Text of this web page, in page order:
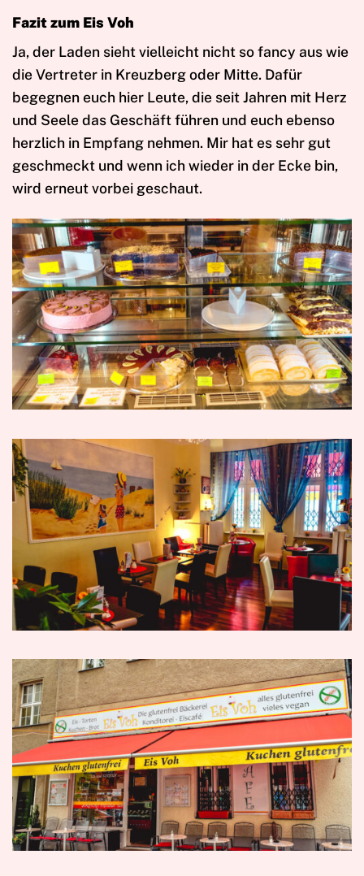
Fazit zum Eis Voh
Ja, der Laden sieht vielleicht nicht so fancy aus wie
die Vertreter in Kreuzberg oder Mitte. Dafür
begegnen euch hier Leute, die seit Jahren mit Herz
und Seele das Geschäft führen und euch ebenso
herzlich in Empfang nehmen. Mir hat es sehr gut
geschmeckt und wenn ich wieder in der Ecke bin,
wird erneut vorbei geschaut.